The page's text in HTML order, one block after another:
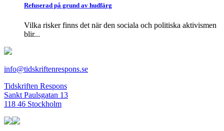
Refuserad på grund av hudfärg
Vilka risker finns det när den sociala och politiska aktivismen
blir...
info@tidskriftenrespons.se
Tidskriften Respons
Sankt Paulsgatan 13
118 46 Stockholm